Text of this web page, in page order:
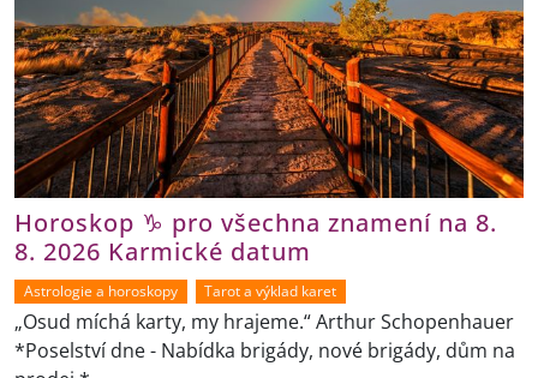
Horoskop ♑ pro všechna znamení na 8.
8. 2026 Karmické datum
Astrologie a horoskopy Tarot a výklad karet
„Osud míchá karty, my hrajeme.“ Arthur Schopenhauer
*Poselství dne - Nabídka brigády, nové brigády, dům na